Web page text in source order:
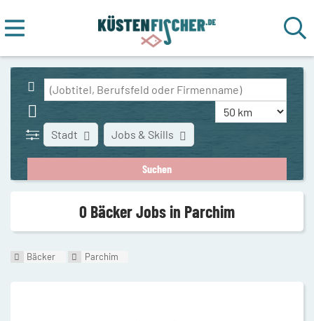
Stadt Jobs & Skills
0 Bäcker Jobs in Parchim
Bäcker Parchim